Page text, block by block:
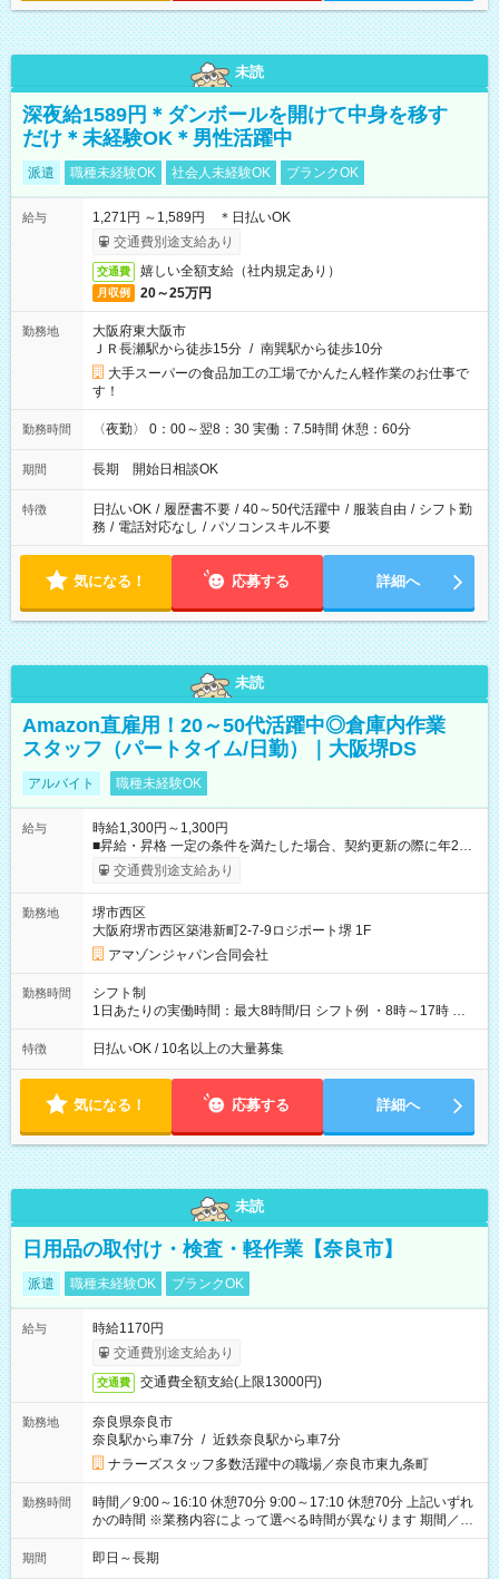
未読
深夜給1589円＊ダンボールを開けて中身を移す
だけ＊未経験OK＊男性活躍中
派遣 職種未経験OK 社会人未経験OK ブランクOK
給与
1,271円 ～1,589円 ＊日払いOK
交通費別途支給あり
交通費 嬉しい全額支給（社内規定あり）
月収例 20～25万円
勤務地
大阪府東大阪市
ＪＲ長瀬駅から徒歩15分 / 南巽駅から徒歩10分
大手スーパーの食品加工の工場でかんたん軽作業のお仕事で
す！
勤務時間 〈夜勤〉 0：00～翌8：30 実働：7.5時間 休憩：60分
期間 長期 開始日相談OK
特徴 日払いOK / 履歴書不要 / 40～50代活躍中 / 服装自由 / シフト勤
務 / 電話対応なし / パソコンスキル不要
気になる！ 応募する 詳細へ
未読
Amazon直雇用！20～50代活躍中◎倉庫内作業
スタッフ（パートタイム/日勤）｜大阪堺DS
アルバイト 職種未経験OK
給与
時給1,300円～1,300円
■昇給・昇格 一定の条件を満たした場合、契約更新の際に年2回
まで昇給の機会があります。 ■正社員登用制度あり ※月末締/翌
月25日支払い ※時間外手当、別途支給 ※深夜割増賃金 (22:00～
☆Amazon直雇用で安定して働けます！ 【試用期間】試用期間
あり 試用期間の長さ：1週間 雇用形態、給与は本採用時と同じ
です。
交通費別途支給あり
勤務地
堺市西区
大阪府堺市西区築港新町2-7-9ロジポート堺 1F
アマゾンジャパン合同会社
勤務時間
シフト制
1日あたりの実働時間：最大8時間/日 シフト例 ・8時～17時 ・
12時～21時
特徴 日払いOK / 10名以上の大量募集
気になる！ 応募する 詳細へ
未読
日用品の取付け・検査・軽作業【奈良市】
派遣 職種未経験OK ブランクOK
給与
時給1170円
交通費別途支給あり
交通費 交通費全額支給(上限13000円)
勤務地
奈良県奈良市
奈良駅から車7分 / 近鉄奈良駅から車7分
ナラーズスタッフ多数活躍中の職場／奈良市東九条町
勤務時間
時間／9:00～16:10 休憩70分 9:00～17:10 休憩70分 上記いずれ
かの時間 ※業務内容によって選べる時間が異なります 期間／即
日～長期安定 スタート日は相談可能！ 勤務日／月～金の週4日
～でOK！
期間 即日～長期